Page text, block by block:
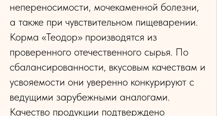
непереносимости, мочекаменной болезни,
а также при чувствительном пищеварении.
Корма «Теодор» производятся из
проверенного отечественного сырья. По
сбалансированности, вкусовым качествам и
усвояемости они уверенно конкурируют с
ведущими зарубежными аналогами.
Качество продукции подтверждено